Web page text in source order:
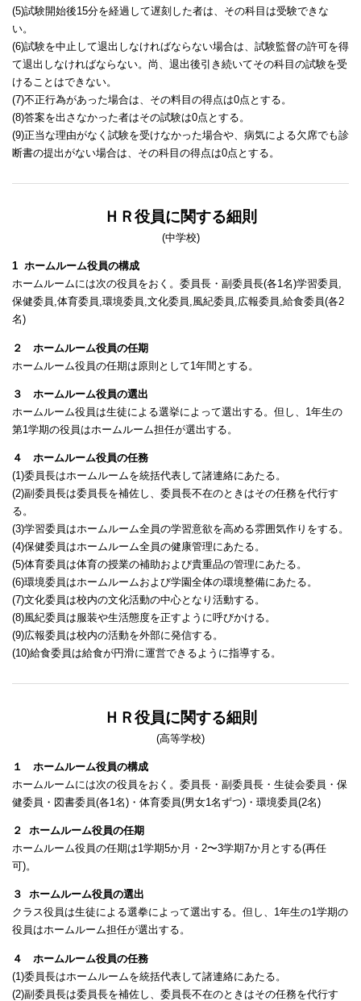
(5)試験開始後15分を経過して遅刻した者は、その科目は受験できな
い。
(6)試験を中止して退出しなければならない場合は、試験監督の許可を得
て退出しなければならない。尚、退出後引き続いてその科目の試験を受
けることはできない。
(7)不正行為があった場合は、その料目の得点は0点とする。
(8)答案を出さなかった者はその試験は0点とする。
(9)正当な理由がなく試験を受けなかった場合や、病気による欠席でも診
断書の提出がない場合は、その科目の得点は0点とする。
ＨＲ役員に関する細則
(中学校)
1 ホームルーム役員の構成
ホームルームには次の役員をおく。委員長・副委員長(各1名)学習委員,
保健委員,体育委員,環境委員,文化委員,風紀委員,広報委員,給食委員(各2
名)
２ ホームルーム役員の任期
ホームルーム役員の任期は原則として1年間とする。
３ ホームルーム役員の選出
ホームルーム役員は生徒による選挙によって選出する。但し、1年生の
第1学期の役員はホームルーム担任が選出する。
４ ホームルーム役員の任務
(1)委員長はホームルームを統括代表して諸連絡にあたる。
(2)副委員長は委員長を補佐し、委員長不在のときはその任務を代行す
る。
(3)学習委員はホームルーム全員の学習意欲を高める雰囲気作りをする。
(4)保健委員はホームルーム全員の健康管理にあたる。
(5)体育委員は体育の授業の補助および貴重品の管理にあたる。
(6)環境委員はホームルームおよび学園全体の環境整備にあたる。
(7)文化委員は校内の文化活動の中心となり活動する。
(8)風紀委員は服装や生活態度を正すように呼びかける。
(9)広報委員は校内の活動を外部に発信する。
(10)給食委員は給食が円滑に運営できるように指導する。
ＨＲ役員に関する細則
(高等学校)
１ ホームルーム役員の構成
ホームルームには次の役員をおく。委員長・副委員長・生徒会委員・保
健委員・図書委員(各1名)・体育委員(男女1名ずつ)・環境委員(2名)
２ ホームルーム役員の任期
ホームルーム役員の任期は1学期5か月・2〜3学期7か月とする(再任
可)。
３ ホームルーム役員の選出
クラス役員は生徒による選拳によって選出する。但し、1年生の1学期の
役員はホームルーム担任が選出する。
４ ホームルーム役員の任務
(1)委員長はホームルームを統括代表して諸連絡にあたる。
(2)副委員長は委員長を補佐し、委員長不在のときはその任務を代行す